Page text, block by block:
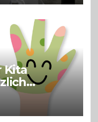
Kita